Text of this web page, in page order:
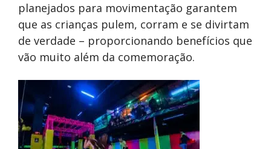
planejados para movimentação garantem
que as crianças pulem, corram e se divirtam
de verdade – proporcionando benefícios que
vão muito além da comemoração.